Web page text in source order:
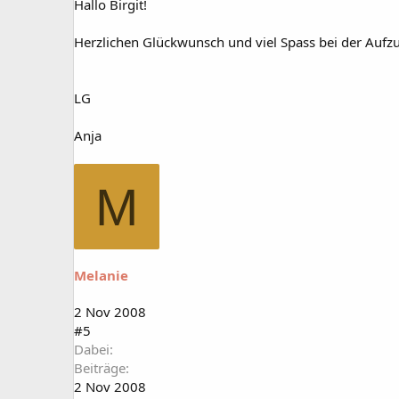
Hallo Birgit!
Herzlichen Glückwunsch und viel Spass bei der
LG
Anja
M
Melanie
2 Nov 2008
#5
Dabei
Beiträge
2 Nov 2008